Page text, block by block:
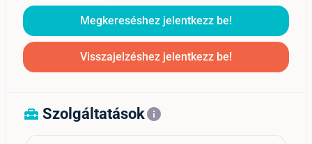
Megkereséshez jelentkezz be!
Visszajelzéshez jelentkezz be!
home_repair_service Szolgáltatásokinfo